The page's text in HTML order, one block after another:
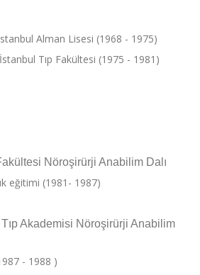
Alman Lisesi (1968 - 1975)
(1975 - 1981)
Nöroşirürji Anabilim Dalı
eğitimi (1981- 1987)
Akademisi Nöroşirürji Anabilim
- 1988 )